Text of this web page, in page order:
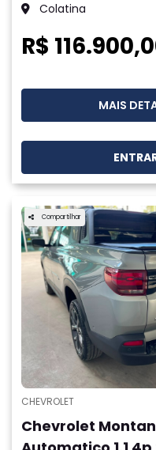
Colatina
R$
MAIS
Compartilhar
CHEVROLET
Chevrolet